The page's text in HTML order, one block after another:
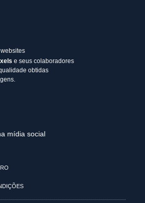
e seus colaboradores
obtidas
mídia social